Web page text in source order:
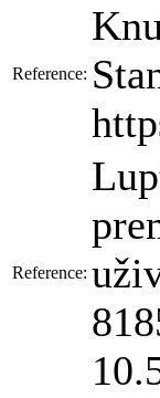
Reference:
Reference: